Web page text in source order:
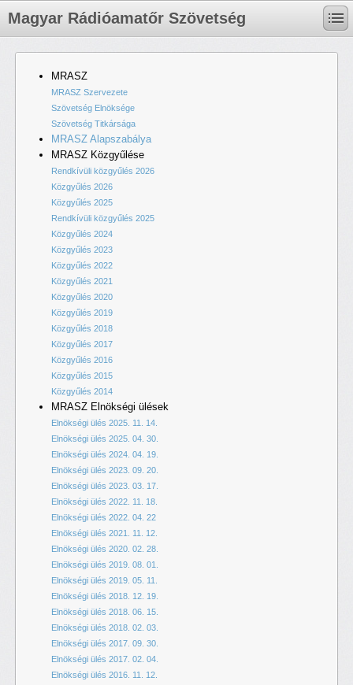
Magyar Rádióamatőr Szövetség
MRASZ
MRASZ Szervezete
Szövetség Elnöksége
Szövetség Titkársága
MRASZ Alapszabálya
MRASZ Közgyűlése
Rendkívüli közgyűlés 2026
Közgyűlés 2026
Közgyűlés 2025
Rendkívüli közgyűlés 2025
Közgyűlés 2024
Közgyűlés 2023
Közgyűlés 2022
Közgyűlés 2021
Közgyűlés 2020
Közgyűlés 2019
Közgyűlés 2018
Közgyűlés 2017
Közgyűlés 2016
Közgyűlés 2015
Közgyűlés 2014
MRASZ Elnökségi ülések
Elnökségi ülés 2025. 11. 14.
Elnökségi ülés 2025. 04. 30.
Elnökségi ülés 2024. 04. 19.
Elnökségi ülés 2023. 09. 20.
Elnökségi ülés 2023. 03. 17.
Elnökségi ülés 2022. 11. 18.
Elnökségi ülés 2022. 04. 22
Elnökségi ülés 2021. 11. 12.
Elnökségi ülés 2020. 02. 28.
Elnökségi ülés 2019. 08. 01.
Elnökségi ülés 2019. 05. 11.
Elnökségi ülés 2018. 12. 19.
Elnökségi ülés 2018. 06. 15.
Elnökségi ülés 2018. 02. 03.
Elnökségi ülés 2017. 09. 30.
Elnökségi ülés 2017. 02. 04.
Elnökségi ülés 2016. 11. 12.